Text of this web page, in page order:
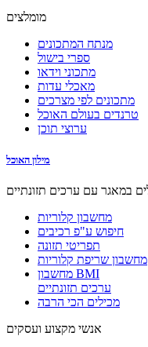
מומלצים
מנתח המתכונים
ספרי בישול
מתכוני וידאו
מאכלי עדות
מתכונים לפי מצרכים
טרנדים בעולם האוכל
ערוצי תוכן
מילון האוכל
מחשבון קלוריות
חיפוש ע"פ רכיבים
תפריטי תזונה
מחשבון שריפת קלוריות
מחשבון BMI
ערכים תזונתיים
מכילים הכי הרבה
אנשי מקצוע ועסקים